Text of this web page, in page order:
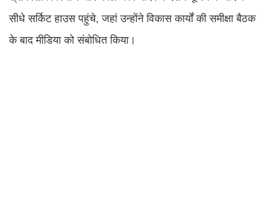
सीधे सर्किट हाउस पहुंचे, जहां उन्होंने विकास कार्यों की समीक्षा बैठक
के बाद मीडिया को संबोधित किया।